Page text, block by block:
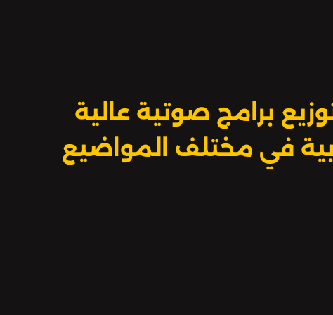
برامج صوتية عالية
في مختلف المواضيع